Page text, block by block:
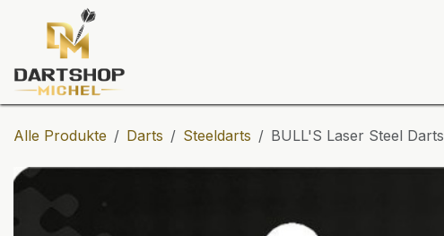
Zum Inhalt springen
Alle Produkte Darts Steeldarts BULL'S Laser Steel Darts